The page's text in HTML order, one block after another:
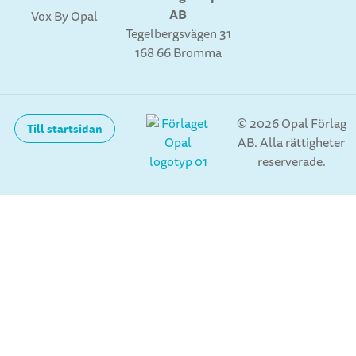
den). Teckningslektionerna var
höjdpunkter för mig . Jag minns att
jag ibland fick stå framme vid
Musiklektionerna minns jag som
ganska trista, men vid något tillfälle
hade jag med mig några 78:varvare
med Fats Waller som jag spelade upp
med hög volym på vevgrammofonen
Vox By Opal
AB
Tegelbergsvägen 31
168 66 Bromma
Till startsidan
© 2026 Opal Förlag
AB. Alla rättigheter
reserverade.